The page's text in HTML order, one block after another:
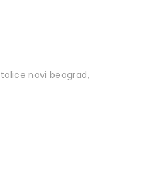
novi beograd,